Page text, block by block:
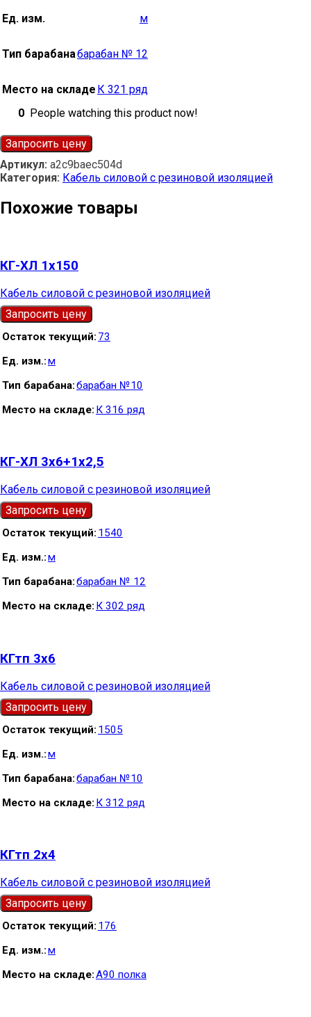
Ед. изм. м
Тип барабанабарабан № 12
Место на складе К 321 ряд
0 People watching this product now!
Запросить цену
Артикул: a2c9baec504d
Категория: Кабель силовой с резиновой изоляцией
Похожие товары
КГ-ХЛ 1х150
Кабель силовой с резиновой изоляцией
Запросить цену
Остаток текущий 73
Ед. изм. м
Тип барабана барабан №10
Место на складе К 316 ряд
КГ-ХЛ 3х6+1х2,5
Кабель силовой с резиновой изоляцией
Запросить цену
Остаток текущий 1540
Ед. изм. м
Тип барабана барабан № 12
Место на складе К 302 ряд
КГтп 3х6
Кабель силовой с резиновой изоляцией
Запросить цену
Остаток текущий 1505
Ед. изм. м
Тип барабана барабан №10
Место на складе К 312 ряд
КГтп 2х4
Кабель силовой с резиновой изоляцией
Запросить цену
Остаток текущий 176
Ед. изм. м
Место на складе А90 полка